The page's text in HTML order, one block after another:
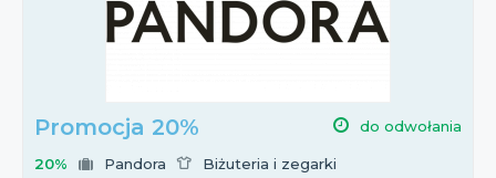
Promocja 20% do odwołania
20% Pandora Biżuteria i zegarki